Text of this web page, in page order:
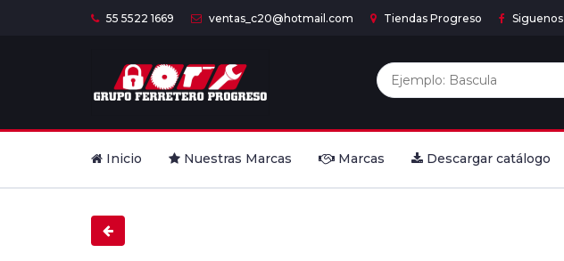
55 5522 1669 ventas_c20@hotmail.com Tiendas Progreso Siguenos
Inicio Nuestras Marcas Marcas Descargar catálogo